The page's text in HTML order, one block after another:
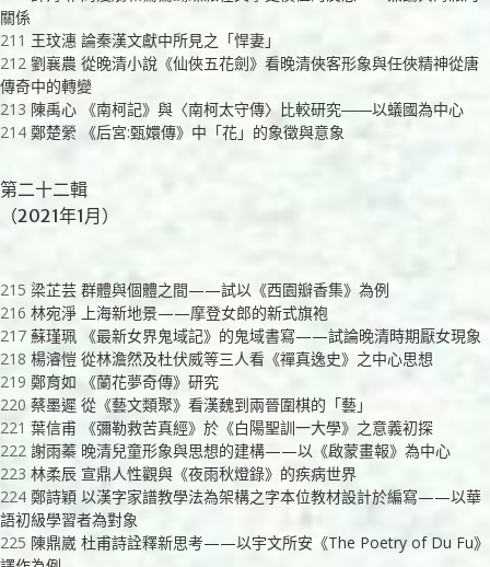
關係
211 王玟潓 論秦漢文獻中所見之「悍妻」
212 劉襄農 從晚清小說《仙俠五花劍》看晚清俠客形象與任俠精神從唐
傳奇中的轉變
213 陳禹心 《南柯記》與〈南柯太守傳〉比較研究――以蟻國為中心
214 鄭楚縈 《后宮:甄嬛傳》中「花」的象徵與意象
第二十二輯
（2021年1月）
215 梁芷芸 群體與個體之間——試以《西園瓣香集》為例
216 林宛淨 上海新地景——摩登女郎的新式旗袍
217 蘇瑾珮 《最新女界鬼域記》的鬼域書寫——試論晚清時期厭女現象
218 楊濬愷 從林澹然及杜伏威等三人看《禪真逸史》之中心思想
219 鄭育如 《蘭花夢奇傳》研究
220 蔡墨遲 從《藝文類聚》看漢魏到兩晉圍棋的「藝」
221 葉信甫 《彌勒救苦真經》於《白陽聖訓一大學》之意義初探
222 謝雨蓁 晚清兒童形象與思想的建構——以《啟蒙畫報》為中心
223 林柔辰 宣鼎人性觀與《夜雨秋燈錄》的疾病世界
224 鄭詩穎 以漢字家譜教學法為架構之字本位教材設計於編寫——以華
語初級學習者為對象
225 陳鼎崴 杜甫詩詮釋新思考——以宇文所安《The Poetry of Du Fu》